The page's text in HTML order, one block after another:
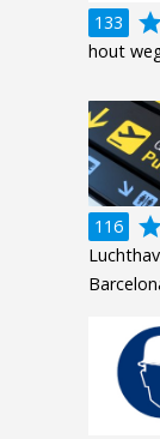
133
hout
116